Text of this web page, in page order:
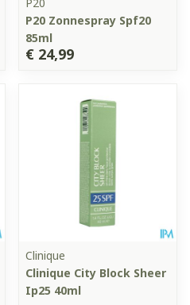
P20 Zonnespray Spf20
85ml
€ 24,99
Clinique
Clinique City Block Sheer
Ip25 40ml